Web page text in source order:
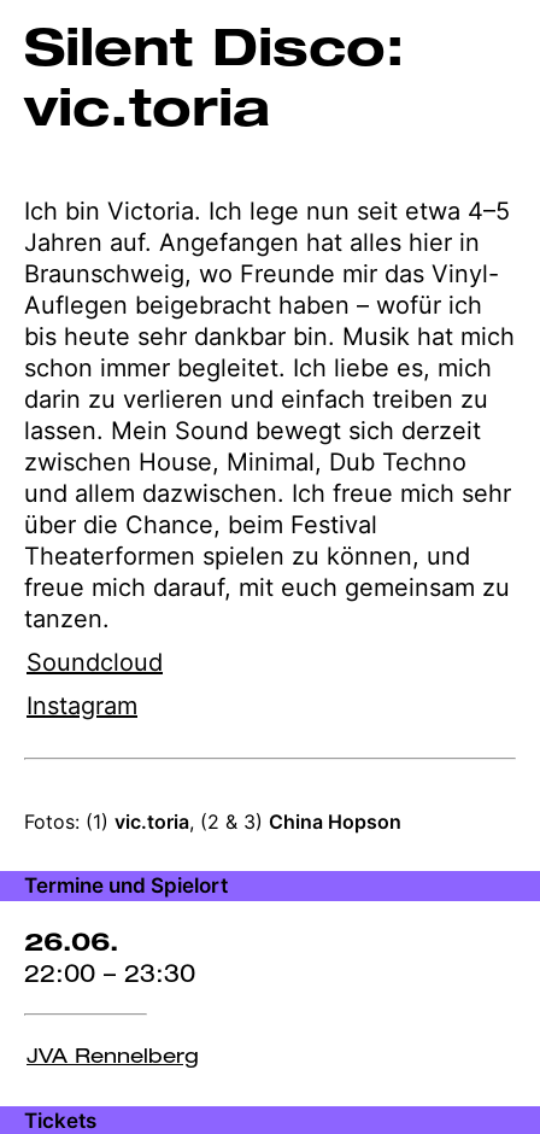
Silent Disco:
vic.toria
Ich bin Victoria. Ich lege nun seit etwa 4–5
Jahren auf. Angefangen hat alles hier in
Braunschweig, wo Freunde mir das Vinyl-
Auflegen beigebracht haben – wofür ich
bis heute sehr dankbar bin. Musik hat mich
schon immer begleitet. Ich liebe es, mich
darin zu verlieren und einfach treiben zu
lassen. Mein Sound bewegt sich derzeit
zwischen House, Minimal, Dub Techno
und allem dazwischen. Ich freue mich sehr
über die Chance, beim Festival
Theaterformen spielen zu können, und
freue mich darauf, mit euch gemeinsam zu
tanzen.
Soundcloud
Instagram
zur
Produktion
Fotos: (1) vic.toria, (2 & 3) China Hopson
Termine und Spielort
26.06.
22:00 – 23:30
JVA Rennelberg
Tickets